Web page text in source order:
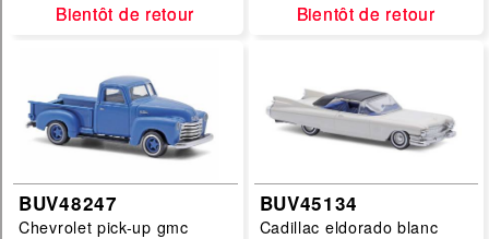
Bientôt de retour
Bientôt de retour Bientôt de retour
Bientôt de retour
BUV48247
Chevrolet pick-up gmc
BUV45134
Cadillac eldorado blanc